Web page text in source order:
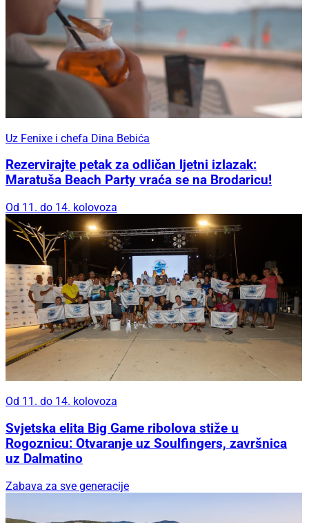
Uz Fenixe i chefa Dina Bebića
Rezervirajte petak za odličan ljetni izlazak:
Maratuša Beach Party vraća se na Brodaricu!
Od 11. do 14. kolovoza
Od 11. do 14. kolovoza
Svjetska elita Big Game ribolova stiže u
Rogoznicu: Otvaranje uz Soulfingers, završnica
uz Dalmatino
Zabava za sve generacije